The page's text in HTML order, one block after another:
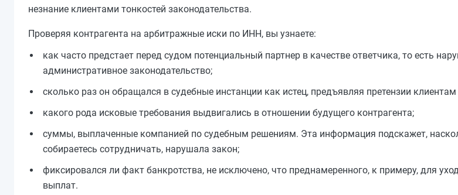
незнание клиентами тонкостей законодательства.
Проверяя контрагента на арбитражные иски по ИНН, вы узнаете:
как часто предстает перед судом потенциальный партнер в качестве ответчика, то есть
административное законодательство;
сколько раз он обращался в судебные инстанции как истец, предъявляя претензии
какого рода исковые требования выдвигались в отношении будущего контрагента;
суммы, выплаченные компанией по судебным решениям. Эта информация подскажет,
собираетесь сотрудничать, нарушала закон;
фиксировался ли факт банкротства, не исключено, что преднамеренного, к примеру, для
выплат.